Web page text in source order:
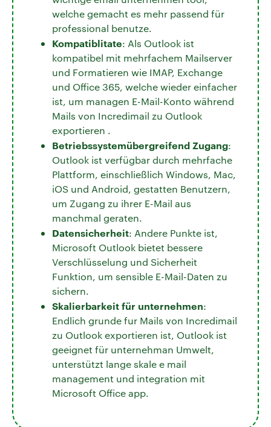
welche gemacht es mehr passend für
professional benutze.
Kompatiblitate: Als Outlook ist
kompatibel mit mehrfachem Mailserver
und Formatieren wie IMAP, Exchange
und Office 365, welche wieder einfacher
ist, um managen E-Mail-Konto während
Mails von Incredimail zu Outlook
exportieren .
Betriebssystemübergreifend Zugang:
Outlook ist verfügbar durch mehrfache
Plattform, einschließlich Windows, Mac,
iOS und Android, gestatten Benutzern,
um Zugang zu ihrer E-Mail aus
manchmal geraten.
Datensicherheit: Andere Punkte ist,
Microsoft Outlook bietet bessere
Verschlüsselung und Sicherheit
Funktion, um sensible E-Mail-Daten zu
sichern.
Skalierbarkeit für unternehmen:
Endlich grunde fur Mails von Incredimail
zu Outlook exportieren ist, Outlook ist
geeignet für unternehman Umwelt,
unterstützt lange skale e mail
management und integration mit
Microsoft Office app.